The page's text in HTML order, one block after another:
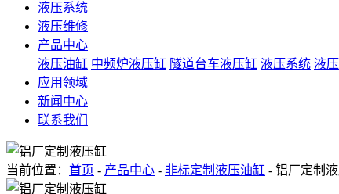
液压系统
液压维修
产品中心
液压油缸 中频炉液压缸 隧道台车液压缸 液压系统 液
应用领域
新闻中心
联系我们
当前位置： 首页 - 产品中心 - 非标定制液压油缸 - 铝厂定制